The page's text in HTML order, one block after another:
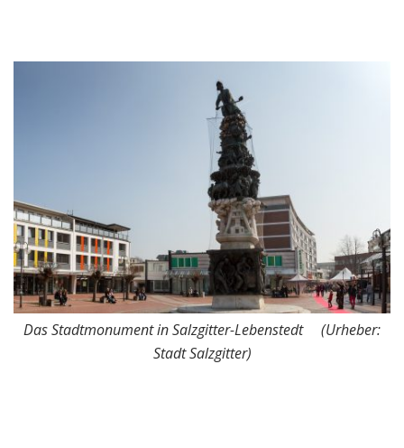
Das Stadtmonument in Salzgitter-Lebenstedt (Urheber:
Stadt Salzgitter)